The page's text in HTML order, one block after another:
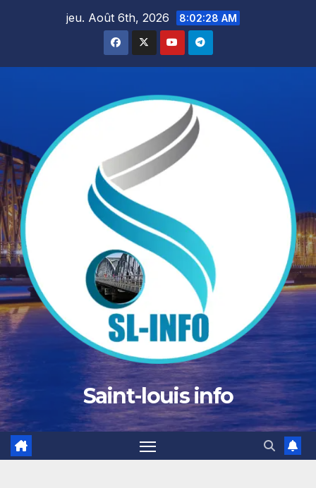
jeu. Août 6th, 2026 8:02:30 AM
Saint-louis info